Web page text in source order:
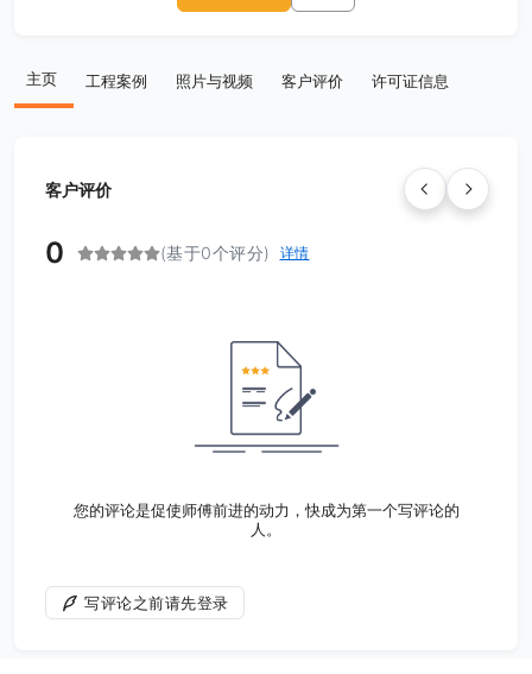
主页 工程案例 照片与视频 客户评价 许可证信息
客户评价
0 (基于0个评分) 详情
您的评论是促使师傅前进的动力，快成为第一个写评论的
人。
写评论之前请先登录